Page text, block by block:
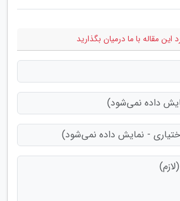
این مقاله با ما درمیان بگذارید